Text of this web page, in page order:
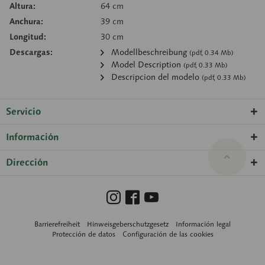
Altura:
64 cm
Anchura:
39 cm
Longitud:
30 cm
Descargas:
Modellbeschreibung (pdf, 0.34 Mb)
Model Description (pdf, 0.33 Mb)
Descripcion del modelo (pdf, 0.33 Mb)
Servicio
Información
Dirección
Barrierefreiheit Hinweisgeberschutzgesetz
Información legal
Protección de datos
Configuración de las cookies